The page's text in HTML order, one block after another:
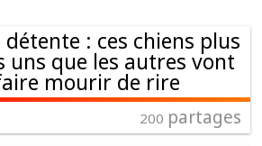
: ces chiens plus
uns que les autres vont
mourir de rire
200 partages